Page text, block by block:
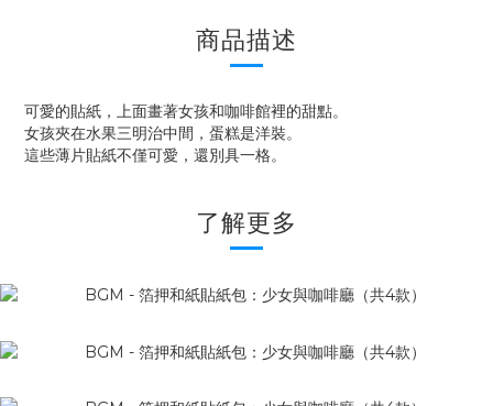
商品描述
可愛的貼紙，上面畫著女孩和咖啡館裡的甜點。
女孩夾在水果三明治中間，蛋糕是洋裝。
這些薄片貼紙不僅可愛，還別具一格。
了解更多